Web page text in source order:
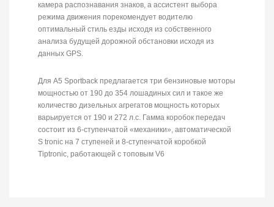
камера распознавания знаков, а ассистент выбора
режима движения порекомендует водителю
оптимальный стиль езды исходя из собственного
анализа будущей дорожной обстановки исходя из
данных GPS.
Для A5 Sportback предлагается три бензиновые моторы
мощностью от 190 до 354 лошадиных сил и такое же
количество дизельных агрегатов мощность которых
варьируется от 190 и 272 л.с. Гамма коробок передач
состоит из 6-ступенчатой «механики», автоматической
S tronic на 7 ступеней и 8-ступенчатой коробкой
Tiptronic, работающей с топовым V6